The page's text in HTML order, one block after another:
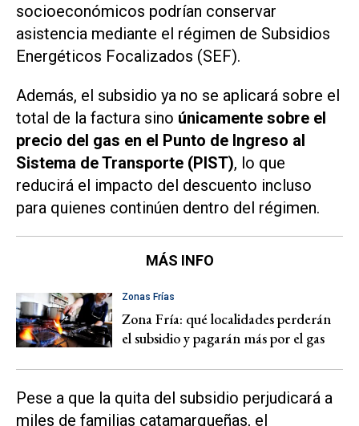
socioeconómicos podrían conservar
asistencia mediante el régimen de Subsidios
Energéticos Focalizados (SEF).
Además, el subsidio ya no se aplicará sobre el
total de la factura sino únicamente sobre el
precio del gas en el Punto de Ingreso al
Sistema de Transporte (PIST), lo que
reducirá el impacto del descuento incluso
para quienes continúen dentro del régimen.
MÁS INFO
Zonas Frías
Zona Fría: qué localidades perderán
el subsidio y pagarán más por el gas
Pese a que la quita del subsidio perjudicará a
miles de familias catamarqueñas, el